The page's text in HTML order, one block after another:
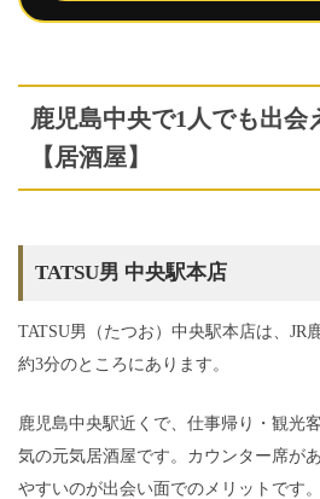
鹿児島中央で1人でも出会
【居酒屋】
TATSU男 中央駅本店
TATSU男（たつお）中央駅本店は、JR
約3分のところにあります。
鹿児島中央駅近くで、仕事帰り・観光
気の元気居酒屋です。カウンター席が
やすいのが出会い面でのメリットです。